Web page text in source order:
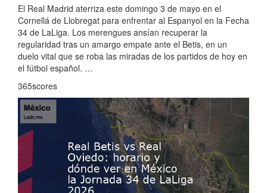
El Real Madrid aterriza este domingo 3 de mayo en el
Cornellá de Llobregat para enfrentar al Espanyol en la Fecha
34 de LaLiga. Los merengues ansían recuperar la
regularidad tras un amargo empate ante el Betis, en un
duelo vital que se roba las miradas de los partidos de hoy en
el fútbol español. …
365scores